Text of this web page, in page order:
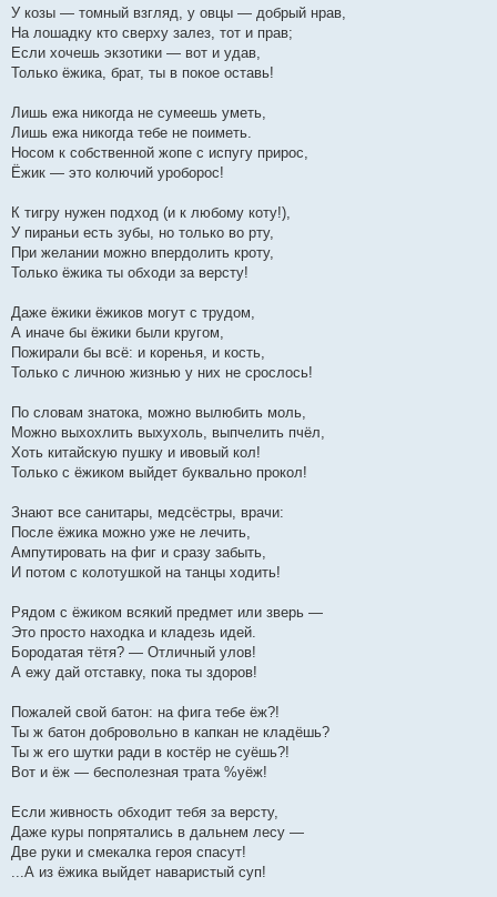
У козы — томный взгляд, у овцы — добрый нрав,
На лошадку кто сверху залез, тот и прав;
Если хочешь экзотики — вот и удав,
Только ёжика, брат, ты в покое оставь!
Лишь ежа никогда не сумеешь уметь,
Лишь ежа никогда тебе не поиметь.
Носом к собственной жопе с испугу прирос,
Ёжик — это колючий уроборос!
К тигру нужен подход (и к любому коту!),
У пираньи есть зубы, но только во рту,
При желании можно впердолить кроту,
Только ёжика ты обходи за версту!
Даже ёжики ёжиков могут с трудом,
А иначе бы ёжики были кругом,
Пожирали бы всё: и коренья, и кость,
Только с личною жизнью у них не срослось!
По словам знатока, можно вылюбить моль,
Можно выхохлить выхухоль, выпчелить пчёл,
Хоть китайскую пушку и ивовый кол!
Только с ёжиком выйдет буквально прокол!
Знают все санитары, медсёстры, врачи:
После ёжика можно уже не лечить,
Ампутировать на фиг и сразу забыть,
И потом с колотушкой на танцы ходить!
Рядом с ёжиком всякий предмет или зверь —
Это просто находка и кладезь идей.
Бородатая тётя? — Отличный улов!
А ежу дай отставку, пока ты здоров!
Пожалей свой батон: на фига тебе ёж?!
Ты ж батон добровольно в капкан не кладёшь?
Ты ж его шутки ради в костёр не суёшь?!
Вот и ёж — бесполезная трата %уёж!
Если живность обходит тебя за версту,
Даже куры попрятались в дальнем лесу —
Две руки и смекалка героя спасут!
...А из ёжика выйдет наваристый суп!